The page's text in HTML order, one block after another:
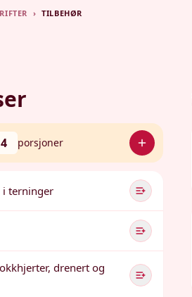
› TILBEHØR
4 porsjoner
i terninger
drenert og